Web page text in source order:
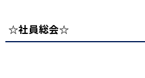
☆社員総会☆